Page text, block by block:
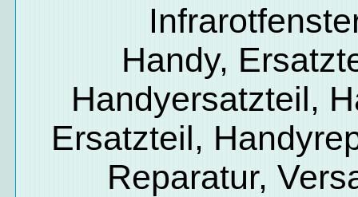
Handy,
Handyersatzteil,
Ersatzteil,
Reparatur,